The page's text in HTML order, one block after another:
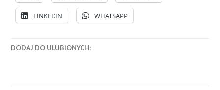
LINKEDIN WHATSAPP
DODAJ DO ULUBIONYCH: